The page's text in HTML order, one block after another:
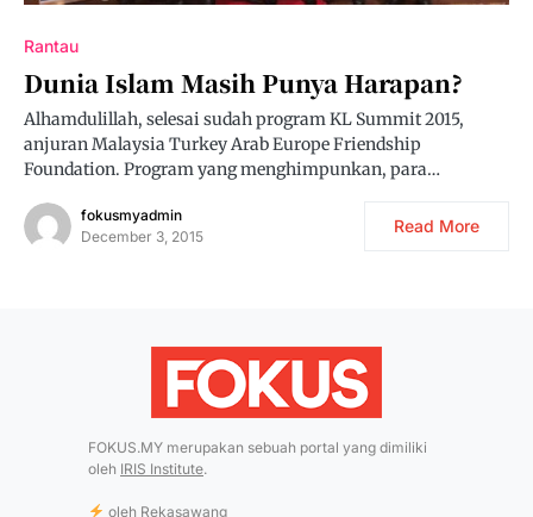
Rantau
Dunia Islam Masih Punya Harapan?
Alhamdulillah, selesai sudah program KL Summit 2015,
anjuran Malaysia Turkey Arab Europe Friendship
Foundation. Program yang menghimpunkan, para…
fokusmyadmin
December 3, 2015
Read More
FOKUS.MY merupakan sebuah portal yang dimiliki
oleh IRIS Institute.
oleh Rekasawang